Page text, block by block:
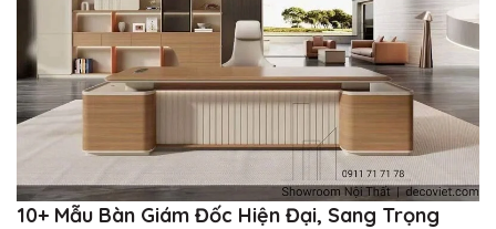
10+ Mẫu Bàn Giám Đốc Hiện Đại, Sang Trọng